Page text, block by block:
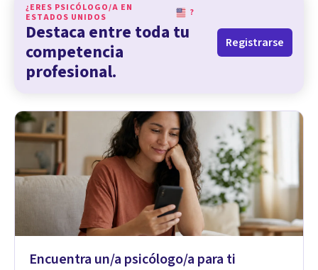
¿ERES PSICÓLOGO/A EN
ESTADOS UNIDOS
?
Destaca entre toda tu
competencia
profesional.
Registrarse
Encuentra un/a psicólogo/a para ti